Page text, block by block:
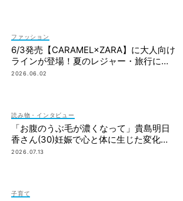
ファッション
6/3発売【CARAMEL×ZARA】に大人向け
ラインが登場！夏のレジャー・旅行にも
おすすめ
2026.06.02
読み物・インタビュー
「お腹のうぶ毛が濃くなって」貴島明日
香さん(30)妊娠で心と体に生じた変化も
「愛しいです」
2026.07.13
子育て